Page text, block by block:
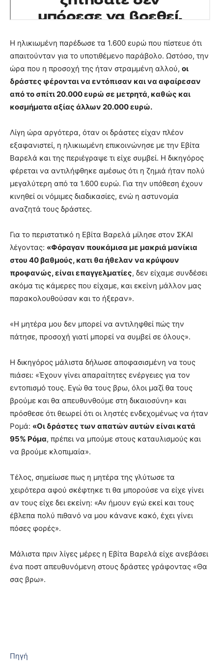
Η ηλικιωμένη παρέδωσε τα 1.600 ευρώ που πίστευε ότι
απαιτούνταν για το υποτιθέμενο παράβολο. Ωστόσο, την
ώρα που η προσοχή της ήταν στραμμένη αλλού, οι
δράστες φέρονται να εντόπισαν και να αφαίρεσαν
από το σπίτι 20.000 ευρώ σε μετρητά, καθώς και
κοσμήματα αξίας άλλων 20.000 ευρώ.
Λίγη ώρα αργότερα, όταν οι δράστες είχαν πλέον
εξαφανιστεί, η ηλικιωμένη επικοινώνησε με την Εβίτα
Βαρελά και της περιέγραψε τι είχε συμβεί. Η δικηγόρος
φέρεται να αντιλήφθηκε αμέσως ότι η ζημιά ήταν πολύ
μεγαλύτερη από τα 1.600 ευρώ. Για την υπόθεση έχουν
κινηθεί οι νόμιμες διαδικασίες, ενώ η αστυνομία
αναζητά τους δράστες.
Για το περιστατικό η Εβίτα Βαρελά μίλησε στον ΣΚΑΙ
λέγοντας: «Φόραγαν πουκάμισα με μακριά μανίκια
στου 40 βαθμούς, κατι θα ήθελαν να κρύψουν
προφανώς, είναι επαγγελματίες, δεν είχαμε συνδέσει
ακόμα τις κάμερες που είχαμε, και εκείνη μάλλον μας
παρακολουθούσαν και το ήξεραν».
«Η μητέρα μου δεν μπορεί να αντιληφθεί πώς την
πάτησε, προσοχή γιατί μπορεί να συμβεί σε όλους».
Η δικηγόρος μάλιστα δήλωσε αποφασισμένη να τους
πιάσει: «Έχουν γίνει απαραίτητες ενέργειες για τον
εντοπισμό τους. Εγώ θα τους βρω, όλοι μαζί θα τους
βρούμε και θα απευθυνθούμε στη δικαιοσύνη» και
πρόσθεσε ότι θεωρεί ότι οι ληστές ενδεχομένως να ήταν
Ρομά: «Οι δράστες των απατών αυτών είναι κατά
95% Ρόμα, πρέπει να μπούμε στους καταυλισμούς και
να βρούμε κλοπιμαία».
Τέλος, σημείωσε πως η μητέρα της γλύτωσε τα
χειρότερα αφού σκέφτηκε τι θα μπορούσε να είχε γίνει
αν τους είχε δει εκείνη: «Αν ήμουν εγώ εκεί και τους
έβλεπα πολύ πιθανό να μου κάνανε κακό, έχει γίνει
πόσες φορές».
Μάλιστα πριν λίγες μέρες η Εβίτα Βαρελά είχε ανεβάσει
ένα ποστ απευθυνόμενη στους δράστες γράφοντας «Θα
σας βρω».
Πηγή